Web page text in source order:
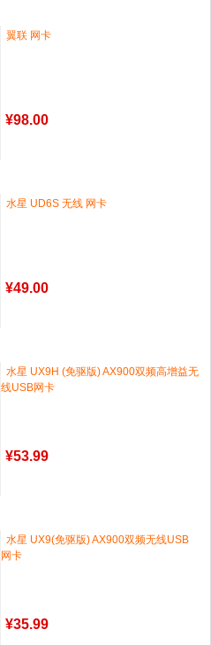
翼联 网卡
¥98.00
水星 UD6S 无线 网卡
¥49.00
水星 UX9H (免驱版) AX900双频高增益无
线USB网卡
¥53.99
水星 UX9(免驱版) AX900双频无线USB
网卡
¥35.99